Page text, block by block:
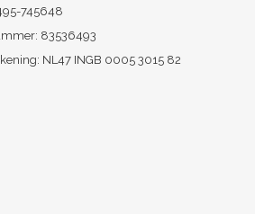
745648
83536493
NL47 INGB 0005 3015 82